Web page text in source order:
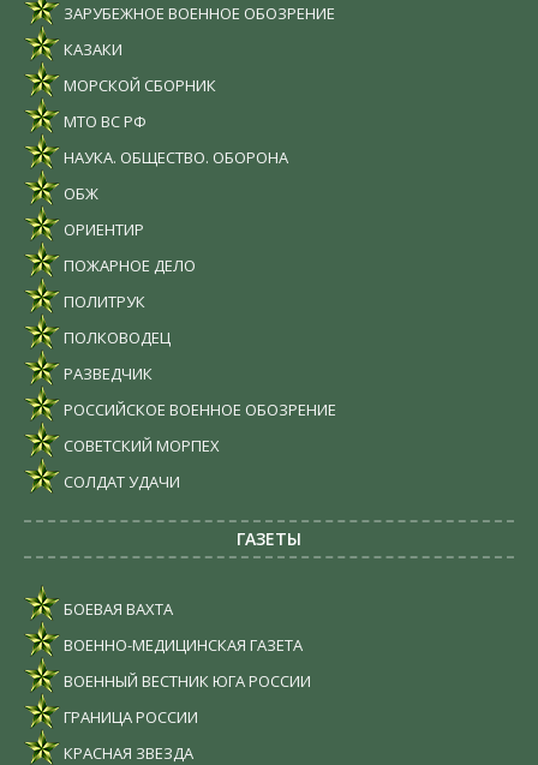
ЗАРУБЕЖНОЕ ВОЕННОЕ ОБОЗРЕНИЕ
КАЗАКИ
МОРСКОЙ СБОРНИК
МТО ВС РФ
НАУКА. ОБЩЕСТВО. ОБОРОНА
ОБЖ
ОРИЕНТИР
ПОЖАРНОЕ ДЕЛО
ПОЛИТРУК
ПОЛКОВОДЕЦ
РАЗВЕДЧИК
РОССИЙСКОЕ ВОЕННОЕ ОБОЗРЕНИЕ
СОВЕТСКИЙ МОРПЕХ
СОЛДАТ УДАЧИ
ГАЗЕТЫ
БОЕВАЯ ВАХТА
ВОЕННО-МЕДИЦИНСКАЯ ГАЗЕТА
ВОЕННЫЙ ВЕСТНИК ЮГА РОССИИ
ГРАНИЦА РОССИИ
КРАСНАЯ ЗВЕЗДА